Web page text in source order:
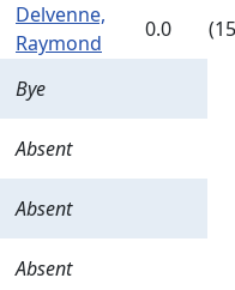
Delvenne,
Raymond
0.0
Bye
Absent
Absent
Absent